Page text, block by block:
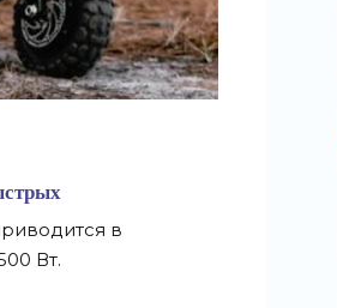
в
Вт.